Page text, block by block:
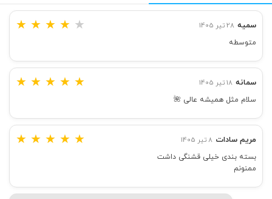
سمیه 28 تیر 1405 ★ ★ ★ ★ ★
متوسطه
سمانه 18 تیر 1405 ★ ★ ★ ★ ★
سلام مثل همیشه عالی 🌺
مریم سادات 8 تیر 1405 ★ ★ ★ ★ ★
بسته بندی خیلی قشنگی داشت
ممنونم